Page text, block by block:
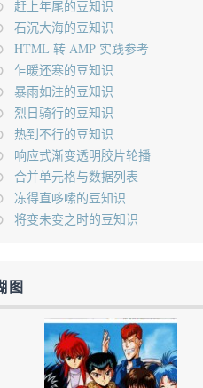
赶上年尾的豆知识
石沉大海的豆知识
HTML 转 AMP 实践参考
乍暖还寒的豆知识
暴雨如注的豆知识
烈日骑行的豆知识
热到不行的豆知识
响应式渐变透明胶片轮播
合并单元格与数据列表
冻得直哆嗦的豆知识
将变未变之时的豆知识
图